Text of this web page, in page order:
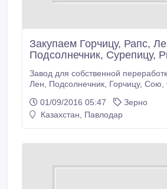
Закупаем Горчицу, Рапс,
Подсолнечник, Сурепицу,
Завод для собственной
Лен, Подсолнечник, Горчицу, Сою, Сурепицу,
Можем предоставить для
Звоните 7(3852) 222-706.
01/09/2016 05:47
Зерно
Казахстан, Павлодар